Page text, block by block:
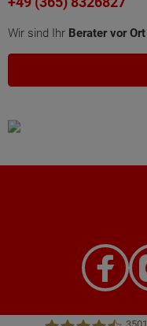
Wir sind Ihr Berater vor Ort